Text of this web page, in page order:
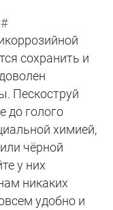
#
сохранить и
Пескоструй
до голого
химией,
чёрной
у них
никаких
удобно и